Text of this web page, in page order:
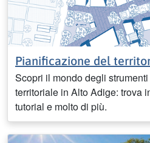
Pianificazione del
Scopri il mondo degli
territoriale in Alto Adige: trova
tutorial e molto di più.